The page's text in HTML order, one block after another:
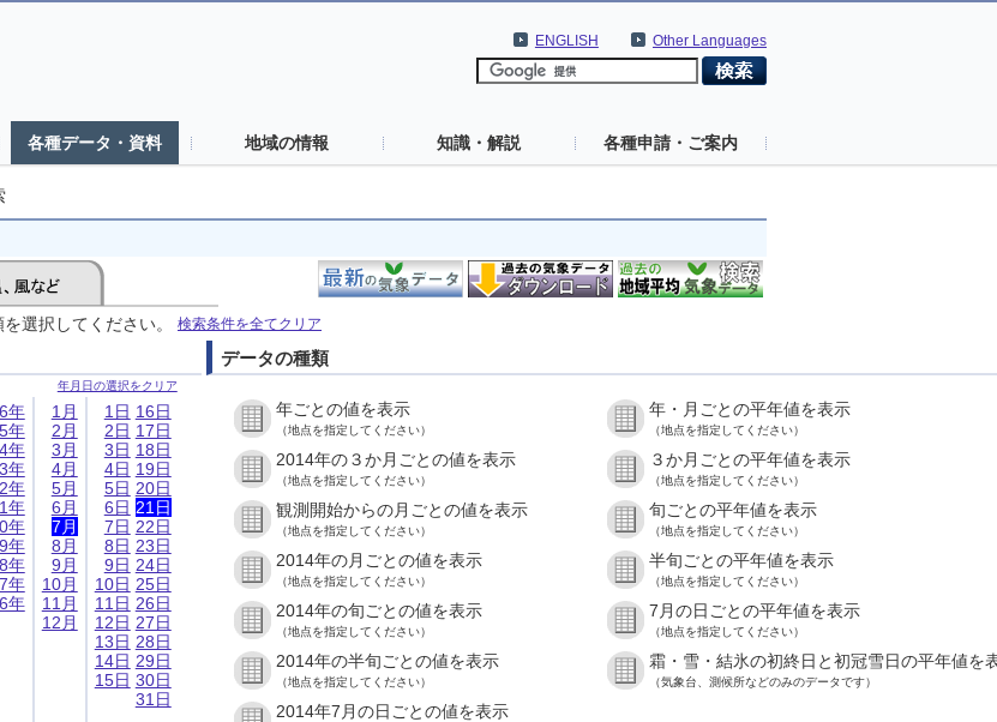
Other Languages
ENGLISH
各種データ・資料 地域の情報 知識・解説 各種申請・ご案内
選択してください。 検索条件を全てクリア
年月日の選択をクリア
年
年
年
年
年
年
年
年
年
年
年
1月
2月
3月
4月
5月
6月
7月
8月
9月
10月
11月
12月
1日
2日
3日
4日
5日
6日
7日
8日
9日
10日
11日
12日
13日
14日
15日
16日
17日
18日
19日
20日
21日
22日
23日
24日
25日
26日
27日
28日
29日
30日
31日
データの種類
年ごとの値を表示
（地点を指定してください）
年・月ごとの平年値を表示
（地点を指定してください）
2014年の３か月ごとの値を表示
（地点を指定してください）
３か月ごとの平年値を表示
（地点を指定してください）
観測開始からの月ごとの値を表示
（地点を指定してください）
旬ごとの平年値を表示
（地点を指定してください）
2014年の月ごとの値を表示
（地点を指定してください）
半旬ごとの平年値を表示
（地点を指定してください）
2014年の旬ごとの値を表示
（地点を指定してください）
7月の日ごとの平年値を表示
（地点を指定してください）
2014年の半旬ごとの値を表示
（地点を指定してください）
霜・雪・結氷の初終日と初冠雪日の平年値を
（気象台、測候所などのみのデータです）
2014年7月の日ごとの値を表示